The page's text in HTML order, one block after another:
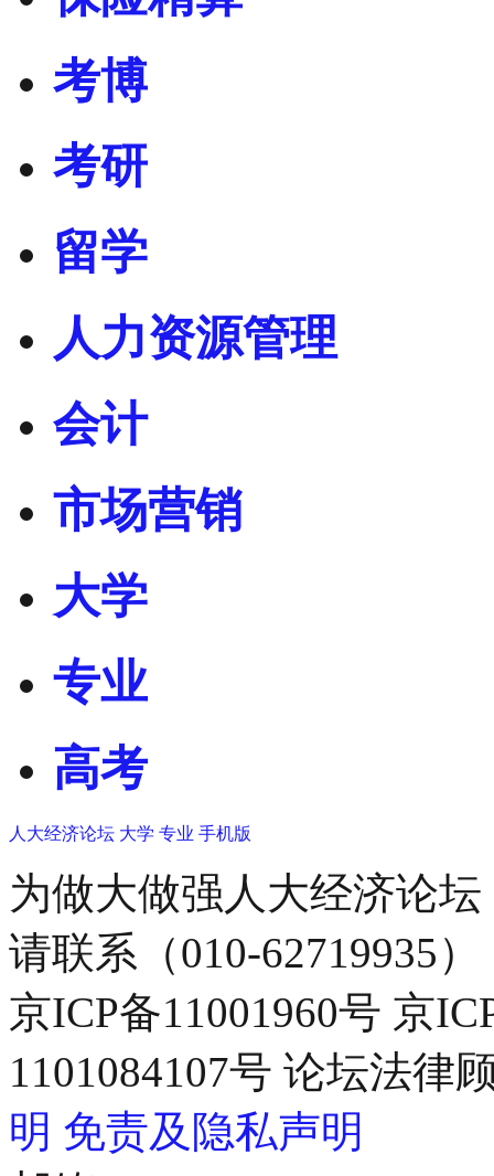
考博
考研
留学
人力资源管理
会计
市场营销
大学
专业
高考
人大经济论坛 大学 专业 手机版
为做大做强人大经济论
请联系（010-62719935）
京ICP备11001960号 京
1101084107号 论坛法律
明 免责及隐私声明